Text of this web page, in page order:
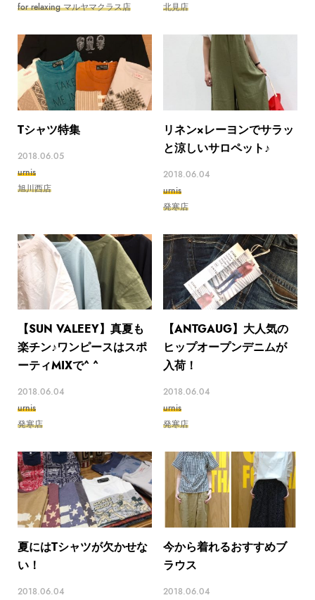
for relaxing マルヤマクラス店
北見店
Tシャツ特集
2018.06.05
urnis
旭川西店
リネン×レーヨンでサラッ
と涼しいサロペット♪
2018.06.04
urnis
発寒店
【SUN VALEEY】真夏も
楽チン♪ワンピースはスポ
ーティMIXで^ ^
2018.06.04
urnis
発寒店
【ANTGAUG】大人気の
ヒップオープンデニムが
入荷！
2018.06.04
urnis
発寒店
夏にはTシャツが欠かせな
い！
2018.06.04
今から着れるおすすめブ
ラウス
2018.06.04